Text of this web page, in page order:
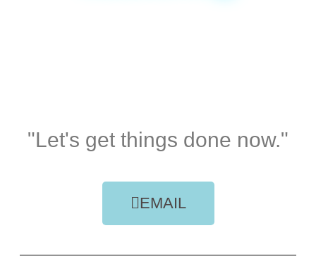
"Let's get things done now."
EMAIL